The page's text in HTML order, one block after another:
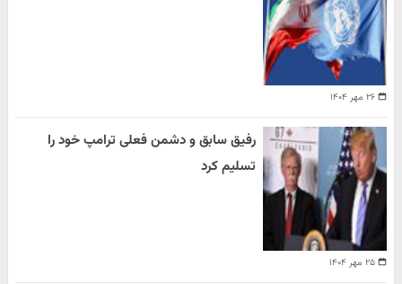
۲۶ مهر ۱۴۰۴
۲۵ مهر ۱۴۰۴
رفیق سابق و دشمن فعلی ترامپ خود را
تسلیم کرد